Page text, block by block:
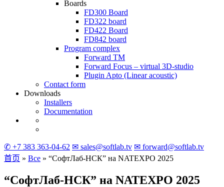
Boards
FD300 Board
FD322 board
FD422 Board
FD842 board
Program complex
Forward TM
Forward Focus – virtual 3D-studio
Plugin Apto (Linearacoustic)
Contact form
Downloads
Installers
Documentation
✆ +7 383 363-04-62 ✉ sales@softlab.tv ✉ forward@softlab.tv
首页 » Все » “СофтЛаб-НСК” на NATEXPO 2025
“СофтЛаб-НСК” на NATEXPO 2025